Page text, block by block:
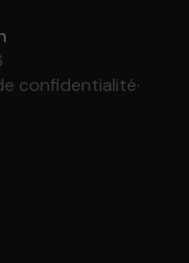
confidentialité·